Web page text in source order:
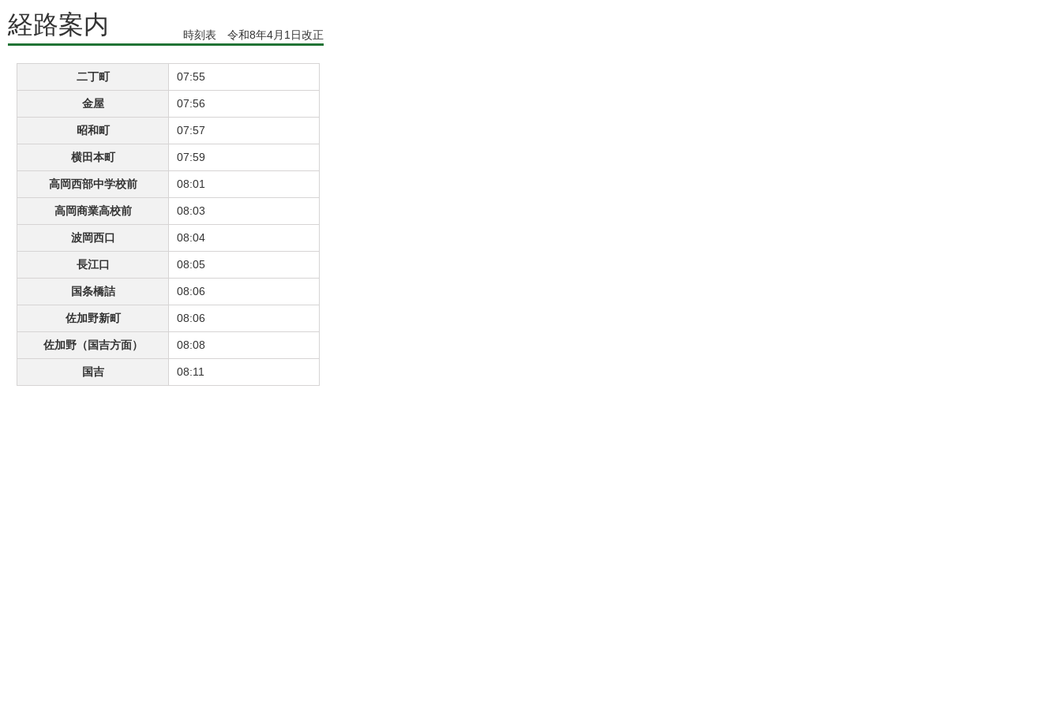
経路案内 時刻表 令和8年4月1日改正
二丁町 07:55
金屋 07:56
昭和町 07:57
横田本町 07:59
高岡西部中学校前 08:01
高岡商業高校前 08:03
波岡西口 08:04
長江口 08:05
国条橋詰 08:06
佐加野新町 08:06
佐加野（国吉方面） 08:08
国吉 08:11